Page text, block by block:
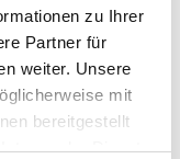
zu Ihrer
Partner für
weiter. Unsere
mit
bereitgestellt
der Dienste